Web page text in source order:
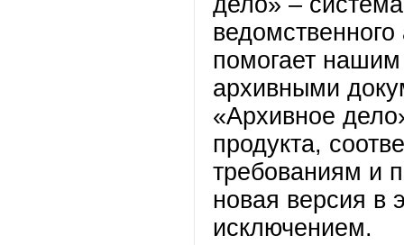
помогает нашим
архивными
«Архивное
продукта,
требованиям и
новая версия в
исключением.